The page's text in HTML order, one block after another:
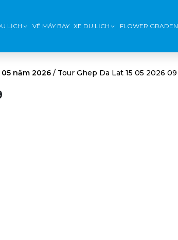
LỊCH VÉ MÁY BAY XE DU LỊCH FLOWER GRADEN
năm 2026 / Tour Ghep Da Lat 15 05 2026 09